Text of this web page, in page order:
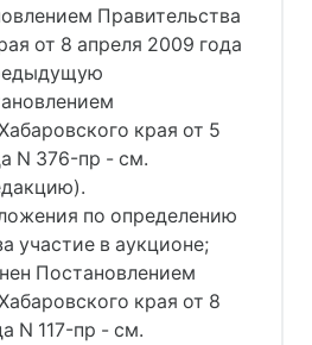
Правительства
от 8 апреля 2009 года
края от 5
N 376-пр - см.
по определению
участие в аукционе;
Постановлением
края от 8
N 117-пр - см.